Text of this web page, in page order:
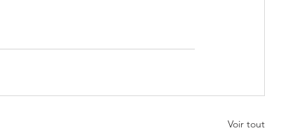
Voir tout